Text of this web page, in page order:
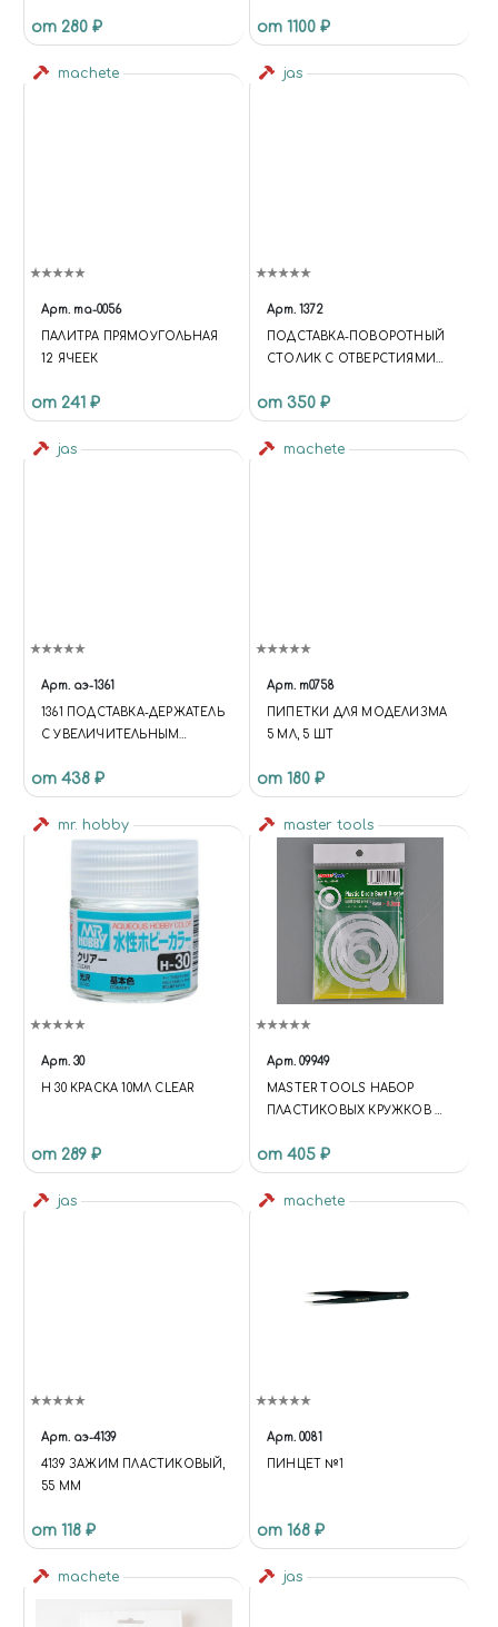
от 280 ₽ от 1100 ₽
machete
Арт. ma-0056
ПАЛИТРА ПРЯМОУГОЛЬНАЯ
12 ЯЧЕЕК
от 241 ₽
jas
Арт. 1372
ПОДСТАВКА-ПОВОРОТНЫЙ
СТОЛИК С ОТВЕРСТИЯМИ
от 350 ₽
jas
Арт. аэ-1361
1361 ПОДСТАВКА-ДЕРЖАТЕЛЬ
С УВЕЛИЧИТЕЛЬНЫМ
от 438 ₽
machete
Арт. m0758
ПИПЕТКИ ДЛЯ МОДЕЛИЗМА
5 МЛ, 5 ШТ
от 180 ₽
mr. hobby
Арт. 30
H 30 КРАСКА 10МЛ CLEAR
от 289 ₽
master tools
Арт. 09949
MASTER TOOLS НАБОР
ПЛАСТИКОВЫХ КРУЖКОВ И
BOARD D-SET - 0.3MM
.PLASTIC CIRCLE BOARD
THICKNESS:0.3MMLOOP AND
от 405 ₽
jas
Арт. аэ-4139
4139 ЗАЖИМ ПЛАСТИКОВЫЙ,
55 ММ
от 118 ₽
machete
Арт. 0081
ПИНЦЕТ №1
от 168 ₽
machete jas